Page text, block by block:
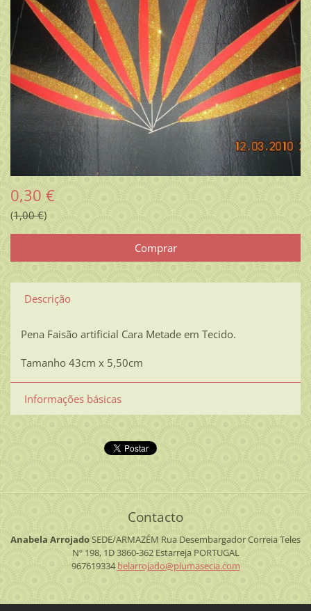
0,30 €
1,00 €
Descrição
Pena Faisão artificial Cara Metade em Tecido.
Tamanho 43cm x 5,50cm
Informações básicas
Contacto
Anabela ArrojadoSEDE/ARMAZÉM Rua Desembargador Correia Teles
Nº 198, 1D3860-362 Estarreja PORTUGAL
967619334belarrojado@plumasecia.com